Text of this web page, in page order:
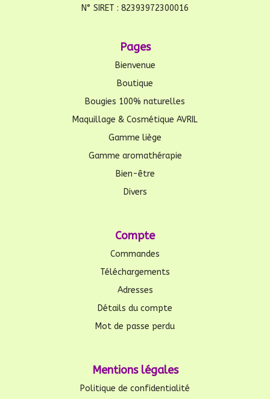
N° SIRET : 82393972300016
Pages
Bienvenue
Boutique
Bougies 100% naturelles
Maquillage & Cosmétique AVRIL
Gamme liège
Gamme aromathérapie
Bien-être
Divers
Compte
Commandes
Téléchargements
Adresses
Détails du compte
Mot de passe perdu
Mentions légales
Politique de confidentialité